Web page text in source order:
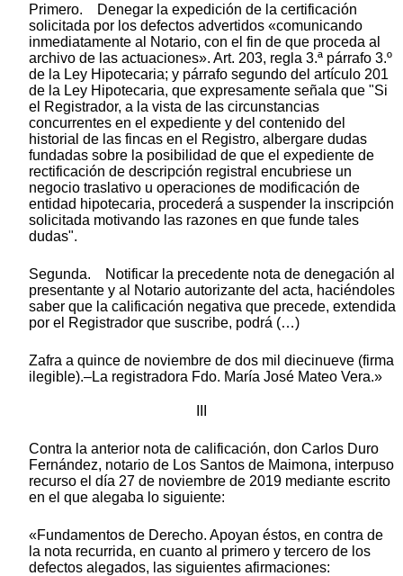
Primero. Denegar la expedición de la certificación
solicitada por los defectos advertidos «comunicando
inmediatamente al Notario, con el fin de que proceda al
archivo de las actuaciones». Art. 203, regla 3.ª párrafo 3.º
de la Ley Hipotecaria; y párrafo segundo del artículo 201
de la Ley Hipotecaria, que expresamente señala que "Si
el Registrador, a la vista de las circunstancias
concurrentes en el expediente y del contenido del
historial de las fincas en el Registro, albergare dudas
fundadas sobre la posibilidad de que el expediente de
rectificación de descripción registral encubriese un
negocio traslativo u operaciones de modificación de
entidad hipotecaria, procederá a suspender la inscripción
solicitada motivando las razones en que funde tales
dudas".
Segunda. Notificar la precedente nota de denegación al
presentante y al Notario autorizante del acta, haciéndoles
saber que la calificación negativa que precede, extendida
por el Registrador que suscribe, podrá (…)
Zafra a quince de noviembre de dos mil diecinueve (firma
ilegible).–La registradora Fdo. María José Mateo Vera.»
Contra la anterior nota de calificación, don Carlos Duro
Fernández, notario de Los Santos de Maimona, interpuso
recurso el día 27 de noviembre de 2019 mediante escrito
en el que alegaba lo siguiente:
«Fundamentos de Derecho. Apoyan éstos, en contra de
la nota recurrida, en cuanto al primero y tercero de los
defectos alegados, las siguientes afirmaciones: